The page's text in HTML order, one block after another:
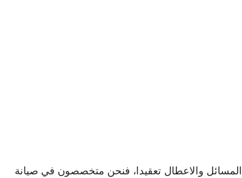
المسائل والاعطال تعقيدا، فنحن متخصصون في صيانة